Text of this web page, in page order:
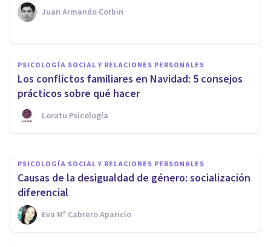
Juan Armando Corbin
PSICOLOGÍA SOCIAL Y RELACIONES PERSONALES
Los conflictos familiares en Navidad: 5 consejos
prácticos sobre qué hacer
Loratu Psicología
PSICOLOGÍA SOCIAL Y RELACIONES PERSONALES
Equipo familiar para el éxito
Jesús Mª Pérez Santos
PSICOLOGÍA SOCIAL Y RELACIONES PERSONALES
Causas de la desigualdad de género: socialización
diferencial
Eva Mª Cabrero Aparicio